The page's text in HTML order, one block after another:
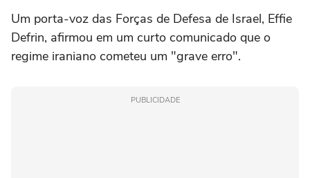
Um porta-voz das Forças de Defesa de Israel, Effie
Defrin, afirmou em um curto comunicado que o
regime iraniano cometeu um "grave erro".
PUBLICIDADE